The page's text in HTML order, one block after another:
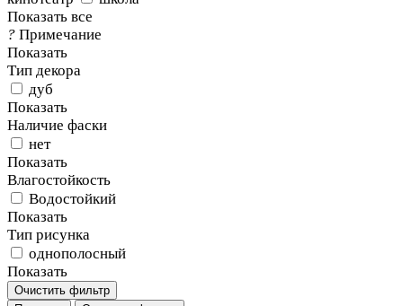
Показать все
? Примечание
Показать
Тип декора
дуб
Показать
Наличие фаски
нет
Показать
Влагостойкость
Водостойкий
Показать
Тип рисунка
однополосный
Показать
Очистить фильтр